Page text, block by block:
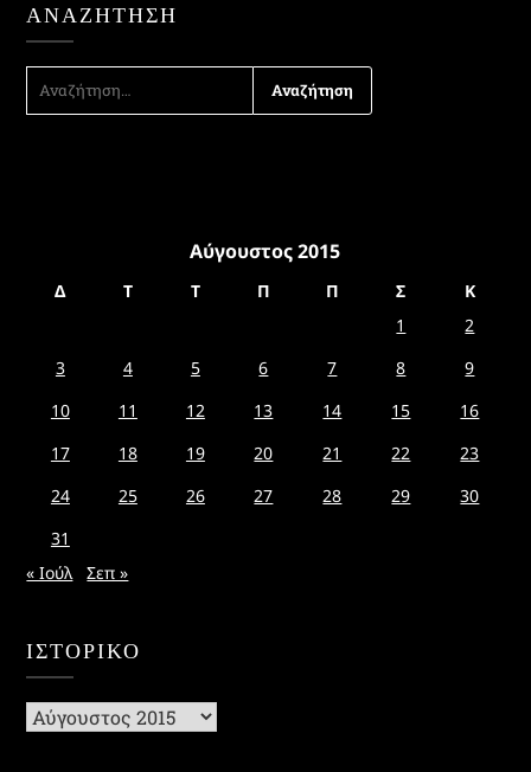
ΑΝΑΖΉΤΗΣΗ
ΑΝΑΖΉΤΗΣΗ
ΓΙΑ:
Αύγουστος 2015
Δ Τ Τ Π Π Σ
Κ
1
2
3
4 5 6 7 8
9
10
11 12 13 14 15
16
17
18 19 20 21 22
23
24
25 26 27 28 29
30
31
« Ιούλ
Σεπ »
ΙΣΤΟΡΙΚΌ
Ιστορικό